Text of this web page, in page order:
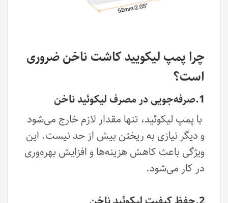
چرا پمپ لیکویید کاشت ناخن ضروری
است؟
1.صرفه‌جویی در مصرف لیکوئید ناخن
با پمپ لیکوئید، تنها مقدار لازم خارج می‌شود
و دیگر نیازی به ریختن بیش از حد نیست. این
ویژگی باعث کاهش هزینه‌ها و افزایش بهره‌وری
در کار می‌شود.